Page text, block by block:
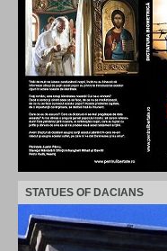
STATUES OF DACIANS